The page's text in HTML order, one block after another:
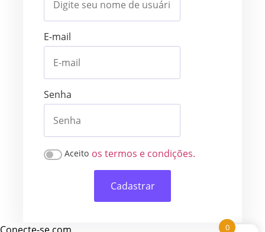
0
E-mail
Senha
Aceito os termos e condições.
Cadastrar